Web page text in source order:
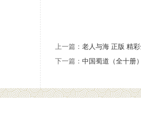
上一篇： 老人与海 正版 精
下一篇： 中国蜀道（全十册